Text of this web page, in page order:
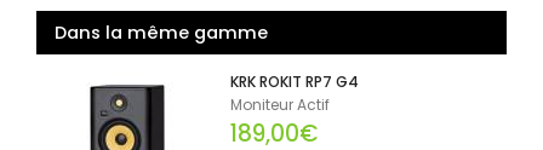
Dans la même gamme
KRK ROKIT RP7 G4
Moniteur Actif
189,00€